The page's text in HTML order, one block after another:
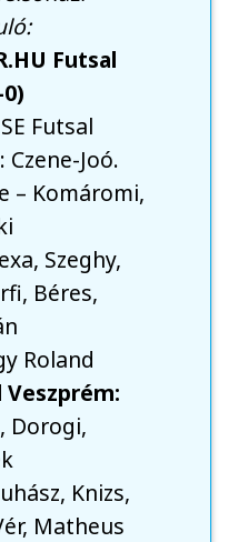
Futsal
Futsal
Joó.
– Komáromi,
Szeghy,
Béres,
Roland
Veszprém:
Dorogi,
Knizs,
Matheus